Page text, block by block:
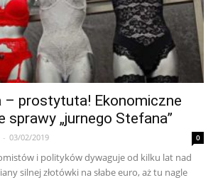
– prostytuta! Ekonomiczne
sprawy „jurnego Stefana”
- 03/02/2019 0
i polityków dywaguje od kilku lat nad
silnej złotówki na słabe euro, aż tu nagle